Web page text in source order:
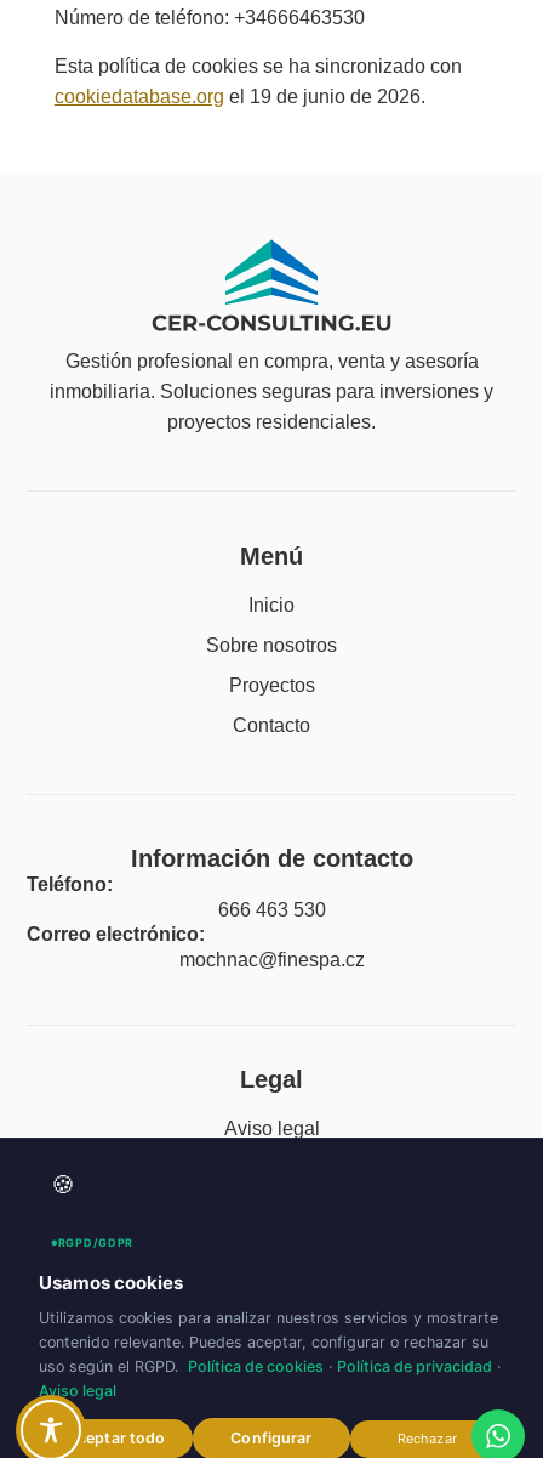
Número de teléfono: +34666463530
Esta política de cookies se ha sincronizado con
cookiedatabase.org el 19 de junio de 2026.
Gestión profesional en compra, venta y asesoría
inmobiliaria. Soluciones seguras para inversiones y
proyectos residenciales.
Menú
Inicio
Sobre nosotros
Proyectos
Contacto
Información de contacto
Teléfono:
666 463 530
Correo electrónico:
mochnac@finespa.cz
Legal
Aviso legal
🍪
RGPD/GDPR
Usamos cookies
Utilizamos cookies para analizar nuestros servicios y mostrarte
contenido relevante. Puedes aceptar, configurar o rechazar su
uso según el RGPD. Política de cookies · Política de privacidad ·
Aviso legal
Aceptar todo Configurar Rechazar